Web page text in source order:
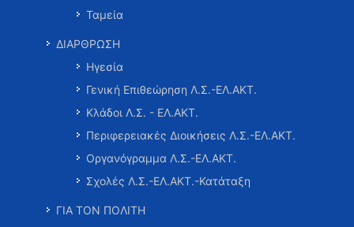
Ταμεία
ΔΙΑΡΘΡΩΣΗ
Ηγεσία
Γενική Επιθεώρηση Λ.Σ.-ΕΛ.ΑΚΤ.
Κλάδοι Λ.Σ. - ΕΛ.ΑΚΤ.
Περιφερειακές Διοικήσεις Λ.Σ.-ΕΛ.ΑΚΤ.
Οργανόγραμμα Λ.Σ.-ΕΛ.ΑΚΤ.
Σχολές Λ.Σ.-ΕΛ.ΑΚΤ.-Κατάταξη
ΓΙΑ ΤΟΝ ΠΟΛΙΤΗ